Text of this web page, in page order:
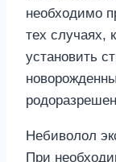
необходимо
тех случаях,
установить
Небиволол
При